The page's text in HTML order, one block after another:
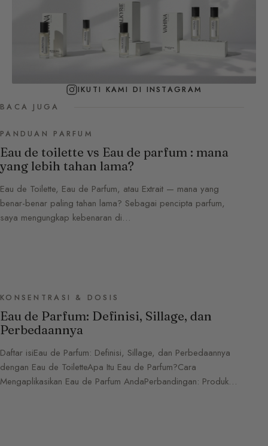
IKUTI KAMI DI INSTAGRAM
BACA JUGA
PANDUAN PARFUM
Eau de toilette vs Eau de parfum : mana
yang lebih tahan lama?
Eau de Toilette, Eau de Parfum, atau Extrait — mana yang
benar-benar paling tahan lama? Sebagai pencipta parfum,
saya mengungkap kebenaran di…
KONSENTRASI & DOSIS
Eau de Parfum: Definisi, Sillage, dan
Perbedaannya
Daftar isiEau de Parfum: Definisi, Sillage, dan Perbedaannya
dengan Eau de ToiletteApa Itu Eau de Parfum?Cara
Mengaplikasikan Eau de Parfum AndaPerbandingan: Produk…